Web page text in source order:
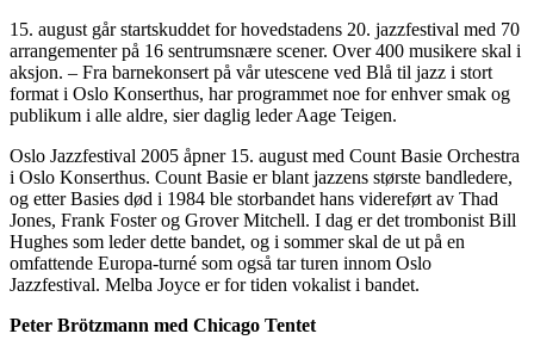
15. august går startskuddet for hovedstadens 20. jazzfestival med 70
arrangementer på 16 sentrumsnære scener. Over 400 musikere skal i
aksjon. – Fra barnekonsert på vår utescene ved Blå til jazz i stort
format i Oslo Konserthus, har programmet noe for enhver smak og
publikum i alle aldre, sier daglig leder Aage Teigen.
Oslo Jazzfestival 2005 åpner 15. august med Count Basie Orchestra
i Oslo Konserthus. Count Basie er blant jazzens største bandledere,
og etter Basies død i 1984 ble storbandet hans videreført av Thad
Jones, Frank Foster og Grover Mitchell. I dag er det trombonist Bill
Hughes som leder dette bandet, og i sommer skal de ut på en
omfattende Europa-turné som også tar turen innom Oslo
Jazzfestival. Melba Joyce er for tiden vokalist i bandet.
Peter Brötzmann med Chicago Tentet